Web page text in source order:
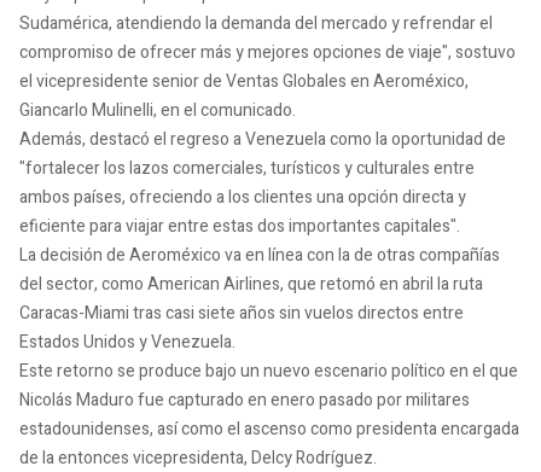
Sudamérica, atendiendo la demanda del mercado y refrendar el
compromiso de ofrecer más y mejores opciones de viaje", sostuvo
el vicepresidente senior de Ventas Globales en Aeroméxico,
Giancarlo Mulinelli, en el comunicado.
Además, destacó el regreso a Venezuela como la oportunidad de
"fortalecer los lazos comerciales, turísticos y culturales entre
ambos países, ofreciendo a los clientes una opción directa y
eficiente para viajar entre estas dos importantes capitales".
La decisión de Aeroméxico va en línea con la de otras compañías
del sector, como American Airlines, que retomó en abril la ruta
Caracas-Miami tras casi siete años sin vuelos directos entre
Estados Unidos y Venezuela.
Este retorno se produce bajo un nuevo escenario político en el que
Nicolás Maduro fue capturado en enero pasado por militares
estadounidenses, así como el ascenso como presidenta encargada
de la entonces vicepresidenta, Delcy Rodríguez.